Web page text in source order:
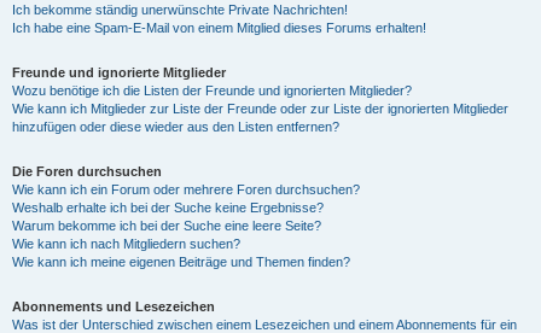
Ich bekomme ständig unerwünschte Private Nachrichten!
Ich habe eine Spam-E-Mail von einem Mitglied dieses Forums erhalten!
Freunde und ignorierte Mitglieder
Wozu benötige ich die Listen der Freunde und ignorierten Mitglieder?
Wie kann ich Mitglieder zur Liste der Freunde oder zur Liste der ignorierten Mitglieder
hinzufügen oder diese wieder aus den Listen entfernen?
Die Foren durchsuchen
Wie kann ich ein Forum oder mehrere Foren durchsuchen?
Weshalb erhalte ich bei der Suche keine Ergebnisse?
Warum bekomme ich bei der Suche eine leere Seite?
Wie kann ich nach Mitgliedern suchen?
Wie kann ich meine eigenen Beiträge und Themen finden?
Abonnements und Lesezeichen
Was ist der Unterschied zwischen einem Lesezeichen und einem Abonnements für ein